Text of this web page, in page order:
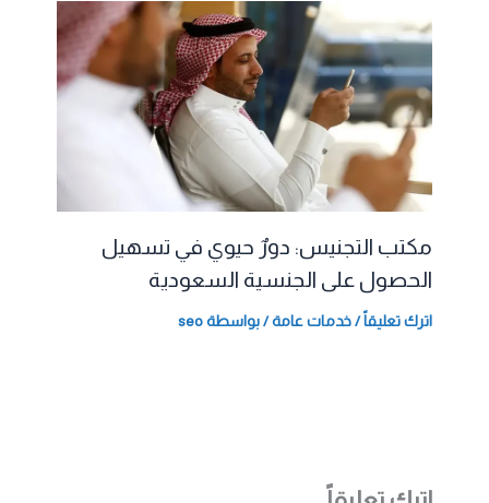
مكتب التجنيس: دورٌ حيوي في تسهيل
الحصول على الجنسية السعودية
اترك تعليقاً/خدمات عامة/ بواسطة seo